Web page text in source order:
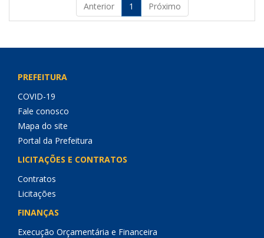
Anterior
1 Próximo
PREFEITURA
COVID-19
Fale conosco
Mapa do site
Portal da Prefeitura
LICITAÇÕES E CONTRATOS
Contratos
Licitações
FINANÇAS
Execução Orçamentária e Financeira